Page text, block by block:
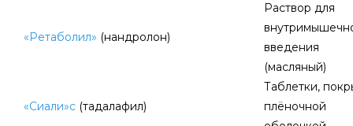
«Ретаболил» (нандролон)
Раствор для
введения
(масляный)
«Сиали»с (тадалафил)
Таблетки,
плёночной